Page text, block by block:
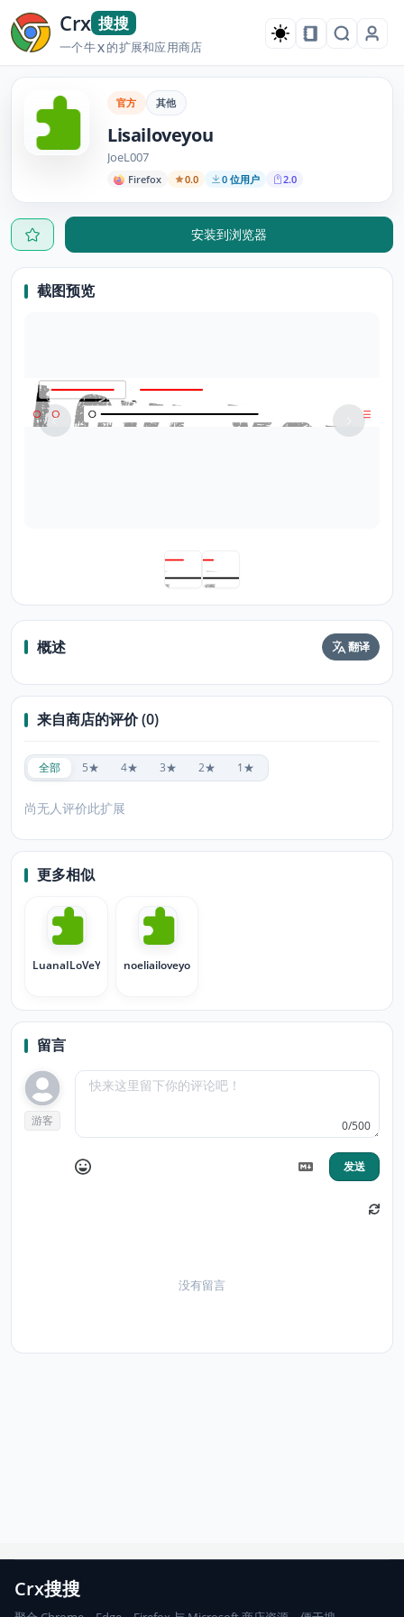
Crx 搜搜
一个牛X的扩展和应用商店
官方 其他
Lisailoveyou
JoeL007
Firefox 0.0 0 位用户 2.0
安装到浏览器
截图预览
概述 翻译
来自商店的评价 (0)
全部 5★ 4★ 3★ 2★ 1★
尚无人评价此扩展
更多相似
LuanaILoVeYOU noeliailoveyou0.0
留言
游客 0/500
发送
没有留言
Crx搜搜